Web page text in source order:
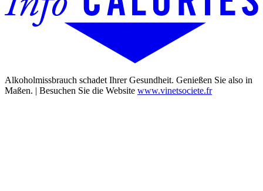
Alkoholmissbrauch schadet Ihrer Gesundheit. Genießen Sie also in
Maßen. | Besuchen Sie die Website www.vinetsociete.fr